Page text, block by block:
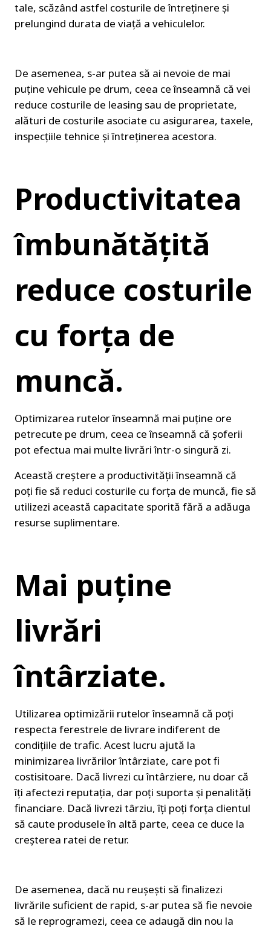
tale, scăzând astfel costurile de întreținere și
prelungind durata de viață a vehiculelor.
De asemenea, s-ar putea să ai nevoie de mai
puține vehicule pe drum, ceea ce înseamnă că vei
reduce costurile de leasing sau de proprietate,
alături de costurile asociate cu asigurarea, taxele,
inspecțiile tehnice și întreținerea acestora.
Productivitatea
îmbunătățită
reduce costurile
cu forța de
muncă.
Optimizarea rutelor înseamnă mai puține ore
petrecute pe drum, ceea ce înseamnă că șoferii
pot efectua mai multe livrări într-o singură zi.
Această creștere a productivității înseamnă că
poți fie să reduci costurile cu forța de muncă, fie să
utilizezi această capacitate sporită fără a adăuga
resurse suplimentare.
Mai puține
livrări
întârziate.
Utilizarea optimizării rutelor înseamnă că poți
respecta ferestrele de livrare indiferent de
condițiile de trafic. Acest lucru ajută la
minimizarea livrărilor întârziate, care pot fi
costisitoare. Dacă livrezi cu întârziere, nu doar că
îți afectezi reputația, dar poți suporta și penalități
financiare. Dacă livrezi târziu, îți poți forța clientul
să caute produsele în altă parte, ceea ce duce la
creșterea ratei de retur.
De asemenea, dacă nu reușești să finalizezi
livrările suficient de rapid, s-ar putea să fie nevoie
să le reprogramezi, ceea ce adaugă din nou la